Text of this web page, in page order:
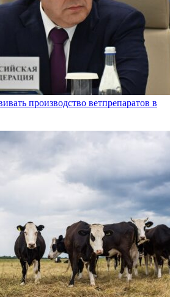
производство ветпрепаратов в